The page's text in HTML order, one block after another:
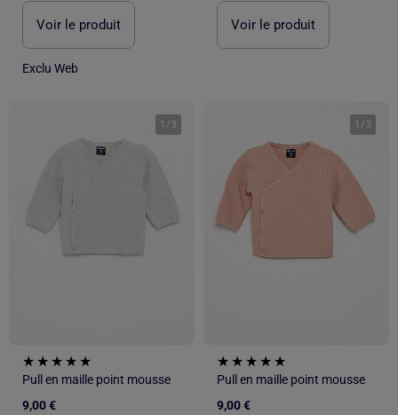
Voir le produit
Exclu Web
Voir le produit
1 / 3
Pull en maille point mousse
9,00 €
1 / 3
Pull en maille point mousse
9,00 €